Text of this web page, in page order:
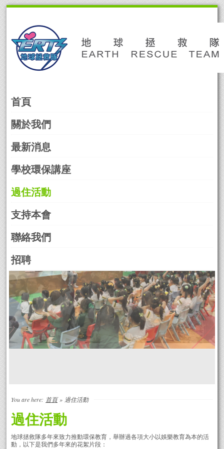
navigation
Skip
to
content
首頁
關於我們
最新消息
學校環保講座
過住活動
支持本會
聯絡我們
招聘
You are here: 首頁 » 過住活動
過住活動
地球拯救隊多年來致力推動環保教育，舉辦過各項大小以娛樂教育為本的活
動，以下是我們多年來的花絮片段：